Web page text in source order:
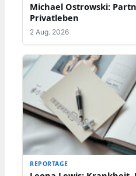
Michael Ostrowski:
Privatleben
2 Aug. 2026
REPORTAGE